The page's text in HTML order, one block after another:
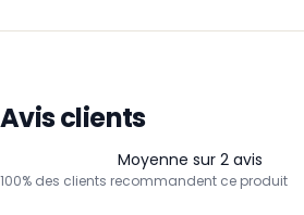
Avis clients
Moyenne sur 2 avis
100% des clients recommandent ce produit